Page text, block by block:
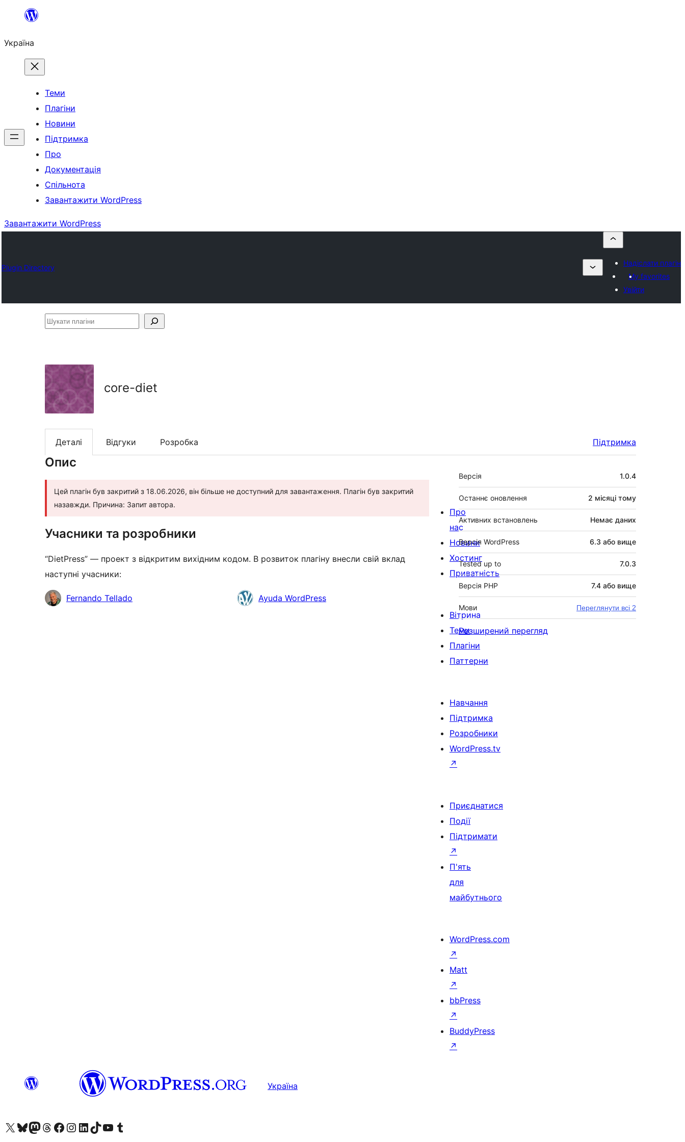
Перейти
вмісту
Україна
Теми
Плагіни
Новини
Підтримка
Про
Документація
Спільнота
Завантажити WordPress
Завантажити WordPress
Plugin Directory
Надіслати плагін
My favorites
Увійти
Шукати
core-diet
Деталі Відгуки Розробка Підтримка
Опис
Цей плагін був закритий з 18.06.2026, він більше не доступний для завантаження. Плагін був закритий
назавжди. Причина: Запит автора.
Учасники та розробники
“DietPress” — проект з відкритим вихідним кодом. В розвиток плагіну внесли свій вклад
наступні учасники:
УчасникиFernando Tellado Ayuda WordPress
Мета
Версія 1.0.4
Останнє оновлення 2 місяці тому
Активних встановлень Немає даних
Версія WordPress 6.3 або вище
Tested up to 7.0.3
Версія PHP 7.4 або вище
Мови Переглянути всі 2
Розширений перегляд
Про
нас
Новини
Хостинг
Приватність
Вітрина
Теми
Плагіни
Паттерни
Навчання
Підтримка
Розробники
WordPress.tv
↗
Приєднатися
Події
Підтримати
↗
П'ять
для
майбутнього
WordPress.com
↗
Matt
↗
bbPress
↗
BuddyPress
↗
Україна
Visit our X (formerly Twitter) account
Visit our Bluesky account
Завітайте до нашої стрічки в Mastodon
Visit our Threads account
Завітайте на нашу сторінку в Facebook
Visit our Instagram account
Visit our LinkedIn account
Visit our TikTok account
Visit our YouTube channel
Visit our Tumblr account